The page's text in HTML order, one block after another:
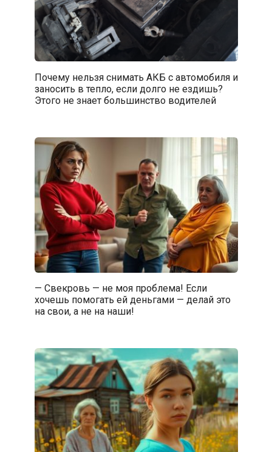
Почему нельзя снимать АКБ с автомобиля и
заносить в тепло, если долго не ездишь?
Этого не знает большинство водителей
— Свекровь — не моя проблема! Если
хочешь помогать ей деньгами — делай это
на свои, а не на наши!